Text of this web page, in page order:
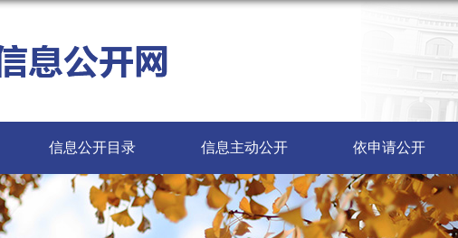
信息公开目录 信息主动公开 依申请公开